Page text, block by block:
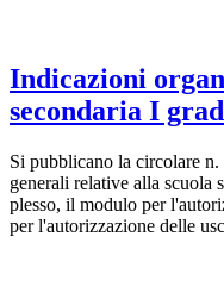
Indicazioni
secondaria I
Si pubblicano la circolare
generali relative alla scuola
plesso, il modulo per
per l'autorizzazione delle